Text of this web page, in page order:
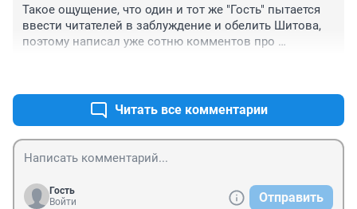
Такое ощущение, что один и тот же "Гость" пытается
ввести читателей в заблуждение и обелить Шитова,
поэтому написал уже сотню комментов про
СМИ. По данным МЧС, причина пожара -
неосторожное обращение с огнём. Так что извините,
но Вадим Макарович спалил дом, а теперь,
дождавшись его восстановления, просится обратно.
Я бы такого арендатора к себе повторно тоже не
впустил, при всём уважении.
Читать все комментарии
Гость
Войти
Отправить